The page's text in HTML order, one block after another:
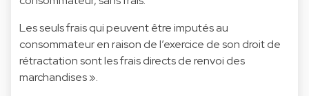
Les seuls frais qui peuvent être imputés au
consommateur en raison de l’exercice de son droit de
rétractation sont les frais directs de renvoi des
marchandises ».